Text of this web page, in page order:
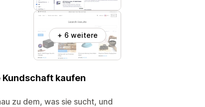
+ 6 weitere
kaufen
zu dem, was sie sucht, und